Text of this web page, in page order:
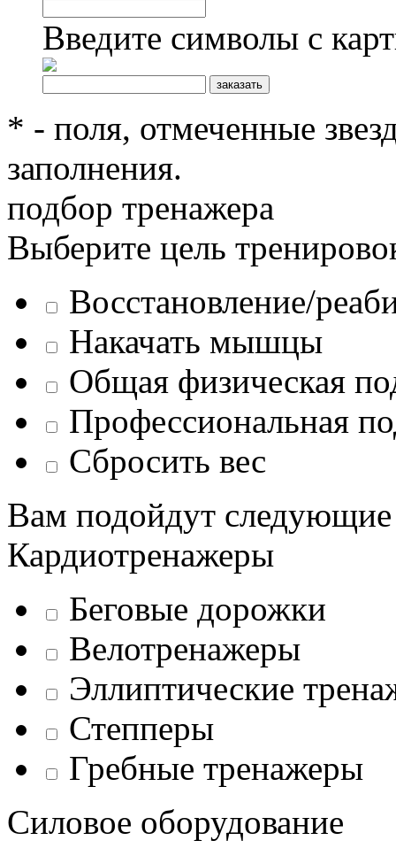
Введите символы с
* - поля, отмеченные
заполнения.
подбор тренажера
Выберите цель
Восстановление/
Накачать мышцы
Общая физическая
Профессиональная
Сбросить вес
Вам подойдут
Кардиотренажеры
Беговые дорожки
Велотренажеры
Эллиптические
Степперы
Гребные тренажеры
Силовое оборудование